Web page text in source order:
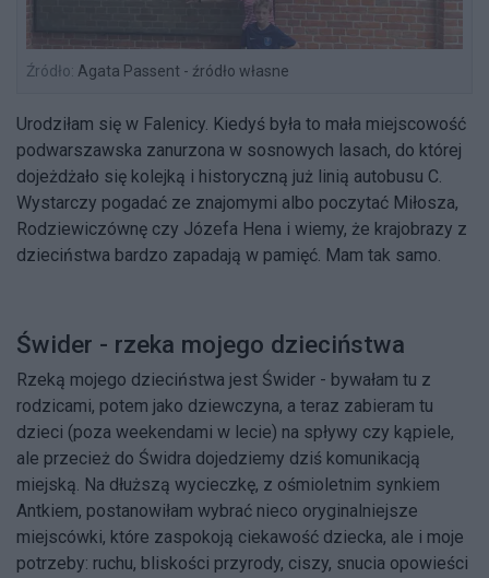
Źródło: Agata Passent - źródło własne
Urodziłam się w Falenicy. Kiedyś była to mała miejscowość
podwarszawska zanurzona w sosnowych lasach, do której
dojeżdżało się kolejką i historyczną już linią autobusu C.
Wystarczy pogadać ze znajomymi albo poczytać Miłosza,
Rodziewiczównę czy Józefa Hena i wiemy, że krajobrazy z
dzieciństwa bardzo zapadają w pamięć. Mam tak samo.
Świder - rzeka mojego dzieciństwa
Rzeką mojego dzieciństwa jest Świder - bywałam tu z
rodzicami, potem jako dziewczyna, a teraz zabieram tu
dzieci (poza weekendami w lecie) na spływy czy kąpiele,
ale przecież do Świdra dojedziemy dziś komunikacją
miejską. Na dłuższą wycieczkę, z ośmioletnim synkiem
Antkiem, postanowiłam wybrać nieco oryginalniejsze
miejscówki, które zaspokoją ciekawość dziecka, ale i moje
potrzeby: ruchu, bliskości przyrody, ciszy, snucia opowieści